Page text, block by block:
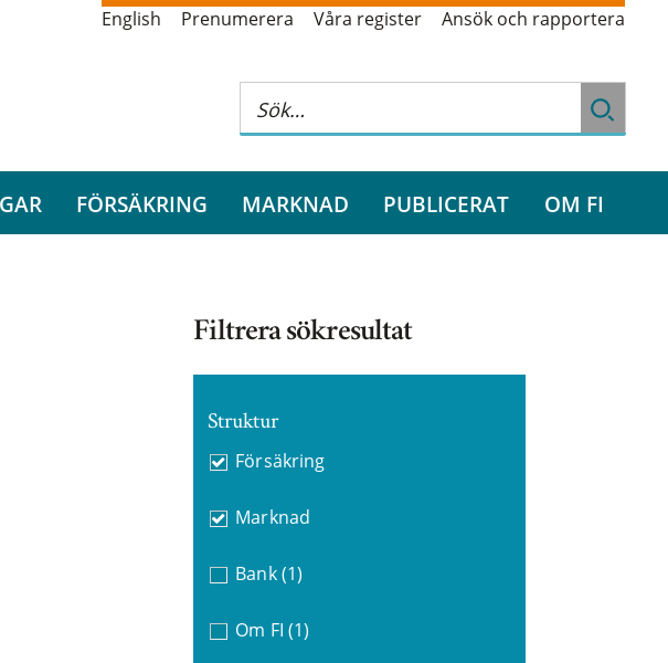
English Prenumerera Våra register Ansök och rapportera
FÖRSÄKRING MARKNAD PUBLICERAT OM FI
Filtrera sökresultat
Struktur
Försäkring
Marknad
Bank (1)
Om FI (1)